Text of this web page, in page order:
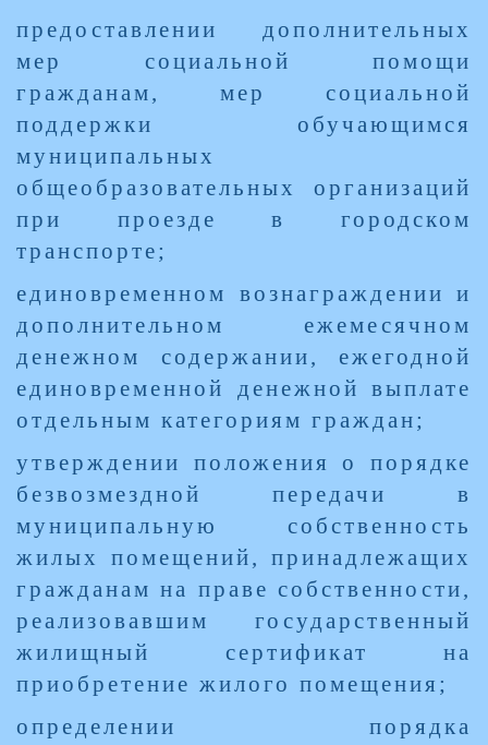
предоставлении дополнительных
мер социальной помощи
гражданам, мер социальной
поддержки обучающимся
муниципальных
общеобразовательных организаций
при проезде в городском
транспорте;
единовременном вознаграждении и
дополнительном ежемесячном
денежном содержании, ежегодной
единовременной денежной выплате
отдельным категориям граждан;
утверждении положения о порядке
безвозмездной передачи в
муниципальную собственность
жилых помещений, принадлежащих
гражданам на праве собственности,
реализовавшим государственный
жилищный сертификат на
приобретение жилого помещения;
определении порядка